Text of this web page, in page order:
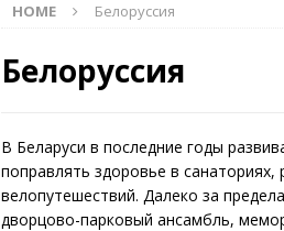
[ 26.01.2026 ]
[ 15.02.2026 ]
HOME Белоруссия
Белоруссия
В Беларуси в последние годы
поправлять здоровье в
велопутешествий. Далеко за
дворцово-парковый ансамбль,